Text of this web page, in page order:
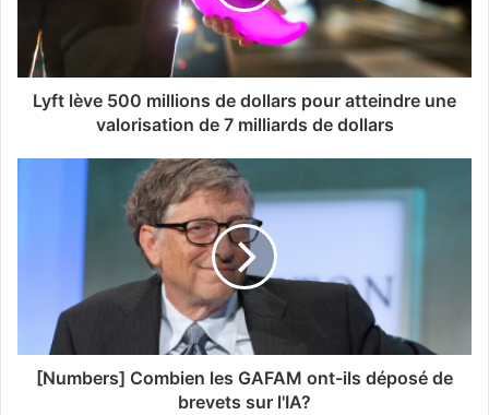
Lyft lève 500 millions de dollars pour atteindre une
valorisation de 7 milliards de dollars
[Numbers] Combien les GAFAM ont-ils déposé de
brevets sur l'IA?